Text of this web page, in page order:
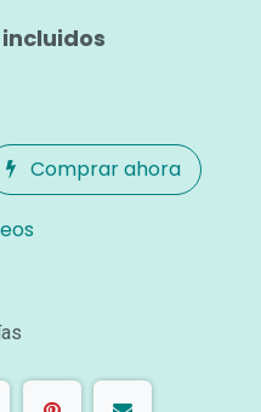
Comprar ahora